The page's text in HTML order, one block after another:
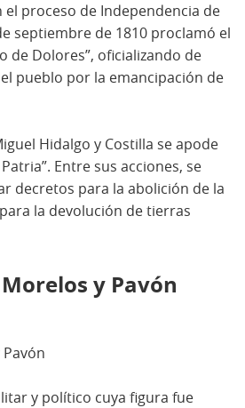
el proceso de Independencia de
septiembre de 1810 proclamó el
de Dolores”, oficializando de
pueblo por la emancipación de
Hidalgo y Costilla se apode
Entre sus acciones, se
decretos para la abolición de la
la devolución de tierras
y Pavón
y político cuya figura fue